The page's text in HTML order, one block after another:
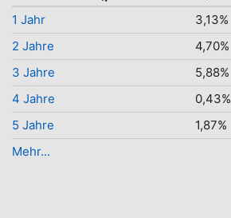
1 Jahr
3,13%
2 Jahre
4,70%
3 Jahre
5,88%
4 Jahre
0,43%
5 Jahre
1,87%
Mehr...